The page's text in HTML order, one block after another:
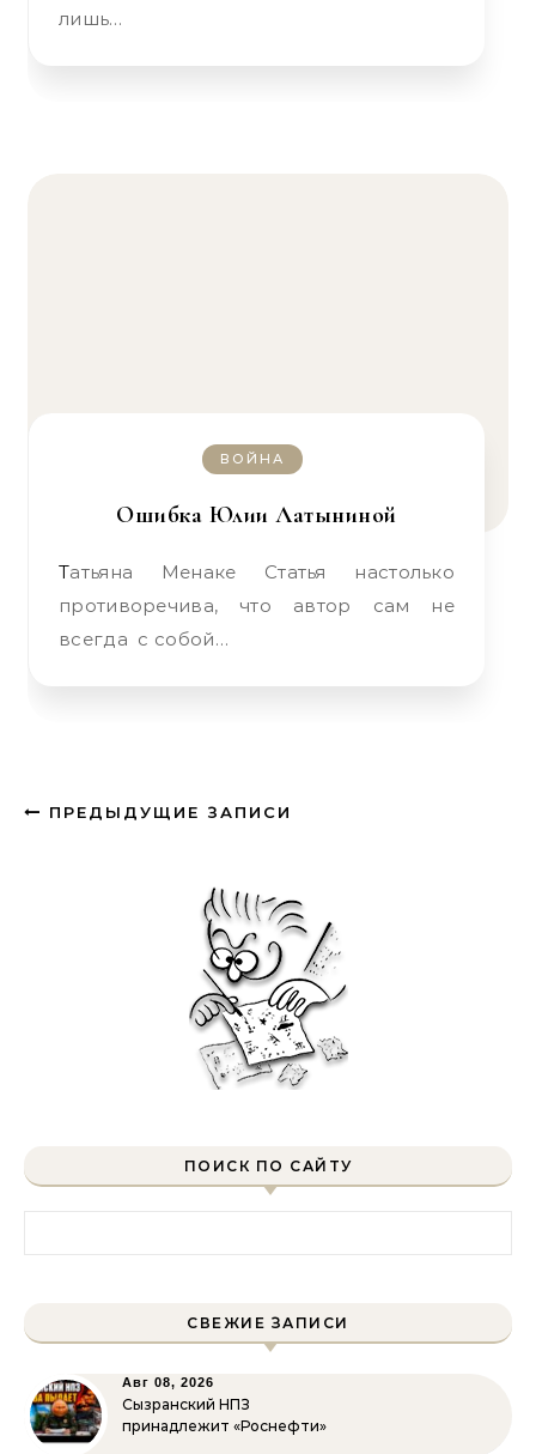
лишь…
ВОЙНА
Ошибка Юлии Латыниной
Татьяна Менаке Статья настолько
противоречива, что автор сам не
всегда с собой…
ПРЕДЫДУЩИЕ ЗАПИСИ
ПОИСК ПО САЙТУ
СВЕЖИЕ ЗАПИСИ
Авг 08, 2026
Сызранский НПЗ
принадлежит «Роснефти»